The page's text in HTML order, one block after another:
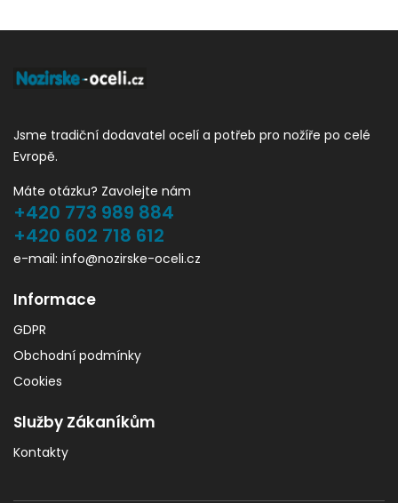
Jsme tradiční dodavatel ocelí a potřeb pro nožíře po celé
Evropě.
Máte otázku? Zavolejte nám
+420 773 989 884
+420 602 718 612
e-mail: info@nozirske-oceli.cz
Informace
GDPR
Obchodní podmínky
Cookies
Služby Zákaníkům
Kontakty